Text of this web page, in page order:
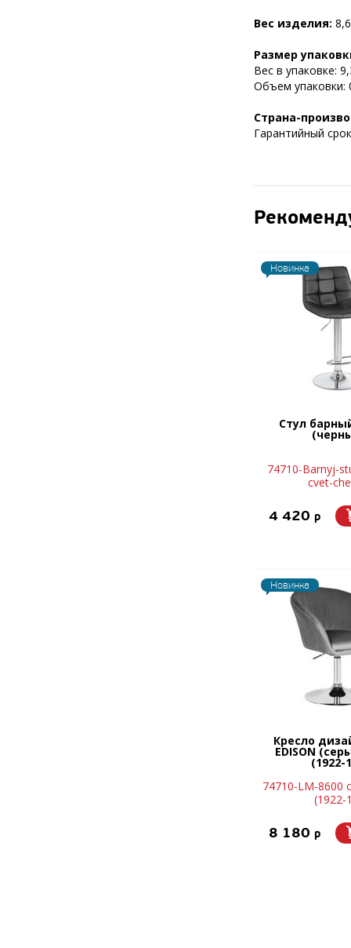
Вес изделия:
Размер
Вес в упаковке:
Объем упаковки:
Страна-
Гарантийный
Новинка
Стул
74710-Barnyj-
cvet-
4 420 p
Новинка
Кресло
EDISON
(1922-
74710-LM-8600
(1922-
8 180 p